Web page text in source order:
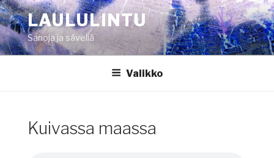
Siirry
sisältöönLAULULINTU
Sanoja ja säveliä
Valikko
Kuivassa maassa